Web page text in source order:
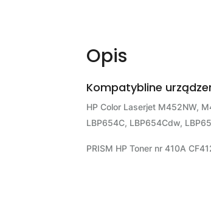
Opis
Kompatybline
HP Color Laserjet M452NW,
LBP654C, LBP654Cdw,
PRISM HP Toner nr 410A